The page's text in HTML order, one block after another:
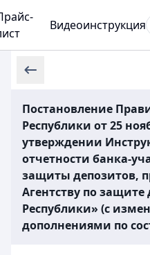
Видеоинструкция
Постановление
Республики от 25
утверждении
отчетности банка-
защиты депозитов,
Агентству по
Республики» (с
дополнениями по